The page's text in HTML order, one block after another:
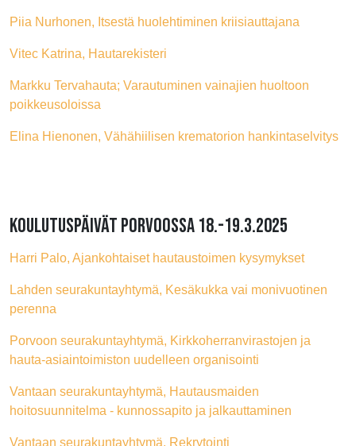
Piia Nurhonen, Itsestä huolehtiminen kriisiauttajana
Vitec Katrina, Hautarekisteri
Markku Tervahauta; Varautuminen vainajien huoltoon
poikkeusoloissa
Elina Hienonen, Vähähiilisen krematorion hankintaselvitys
KOULUTUSPÄIVÄT PORVOOSSA 18.-19.3.2025
Harri Palo, Ajankohtaiset hautaustoimen kysymykset
Lahden seurakuntayhtymä, Kesäkukka vai monivuotinen
perenna
Porvoon seurakuntayhtymä, Kirkkoherranvirastojen ja
hauta-asiaintoimiston uudelleen organisointi
Vantaan seurakuntayhtymä, Hautausmaiden
hoitosuunnitelma - kunnossapito ja jalkauttaminen
Vantaan seurakuntayhtymä, Rekrytointi